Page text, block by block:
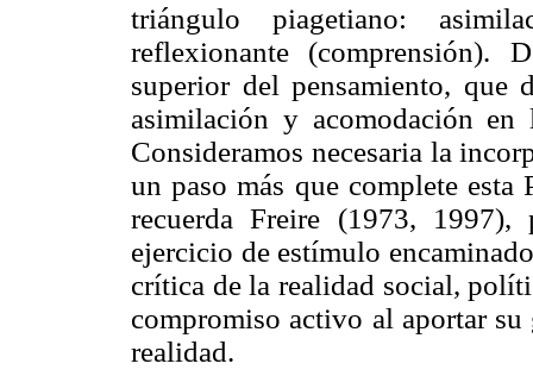
triángulo piagetiano:
reflexionante (comprensión).
superior del pensamiento, que
asimilación y acomodación
Consideramos necesaria la
un paso más que complete esta
recuerda Freire (1973,
ejercicio de estímulo
crítica de la realidad social,
compromiso activo al aportar su
realidad.